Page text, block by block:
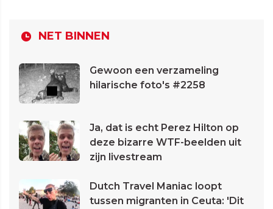
NET BINNEN
Gewoon een verzameling
hilarische foto's #2258
Ja, dat is echt Perez Hilton op
deze bizarre WTF-beelden uit
zijn livestream
Dutch Travel Maniac loopt
tussen migranten in Ceuta: 'Dit